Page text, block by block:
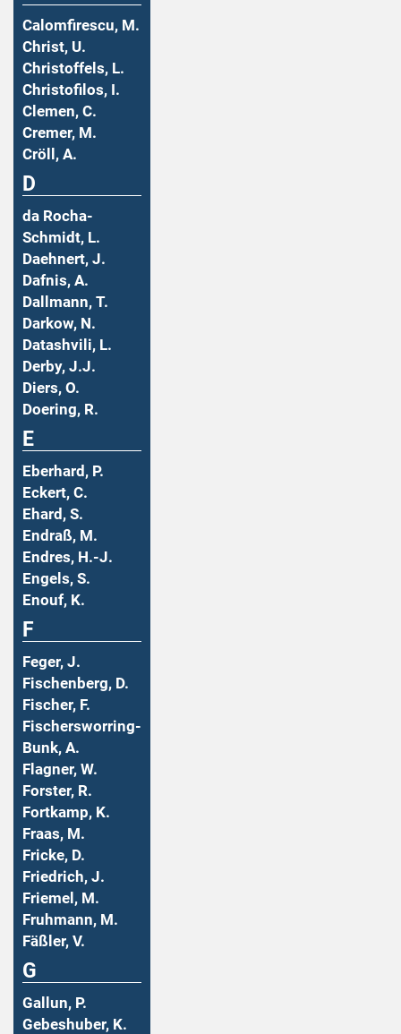
Calomfirescu, M.
Christ, U.
Christoffels, L.
Christofilos, I.
Clemen, C.
Cremer, M.
Cröll, A.
D
da Rocha-
Schmidt, L.
Daehnert, J.
Dafnis, A.
Dallmann, T.
Darkow, N.
Datashvili, L.
Derby, J.J.
Diers, O.
Doering, R.
E
Eberhard, P.
Eckert, C.
Ehard, S.
Endraß, M.
Endres, H.-J.
Engels, S.
Enouf, K.
F
Feger, J.
Fischenberg, D.
Fischer, F.
Fischersworring-
Bunk, A.
Flagner, W.
Forster, R.
Fortkamp, K.
Fraas, M.
Fricke, D.
Friedrich, J.
Friemel, M.
Fruhmann, M.
Fäßler, V.
G
Gallun, P.
Gebeshuber, K.